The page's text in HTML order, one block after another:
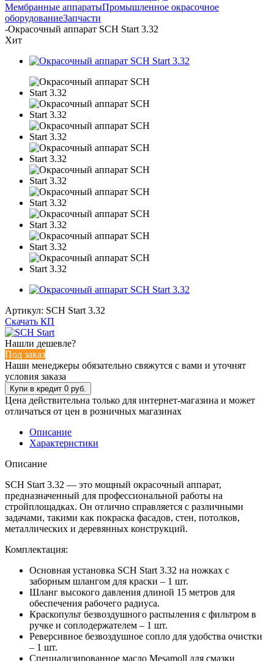
Мембранные аппаратыПромышленное окрасочное
оборудованиеЗапчасти
-Окрасочный аппарат SCH Start 3.32
Хит
Артикул: SCH Start 3.32
Скачать КП
Нашли дешевле?
Под заказ
Наши менеджеры обязательно свяжутся с вами и уточнят
условия заказа
Цена действительна только для интернет-магазина и может
отличаться от цен в розничных магазинах
Описание
Характеристики
Описание
SCH Start 3.32 — это мощный окрасочный аппарат,
предназначенный для профессиональной работы на
стройплощадках. Он отлично справляется с различными
задачами, такими как покраска фасадов, стен, потолков,
металлических и деревянных конструкций.
Комплектация:
Основная установка SCH Start 3.32 на ножках с
заборным шлангом для краски – 1 шт.
Шланг высокого давления длиной 15 метров для
обеспечения рабочего радиуса.
Краскопульт безвоздушного распыления с фильтром в
ручке и соплодержателем – 1 шт.
Реверсивное безвоздушное сопло для удобства очистки
– 1 шт.
Специализированное масло Mesamoll для смазки